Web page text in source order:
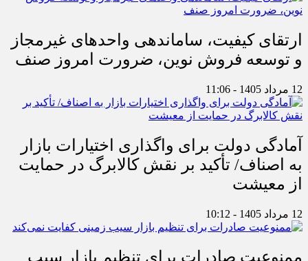
ارتقای کیفیت، ساماندهی واحدهای غیرمجاز
و توسعه فروش نوین، ضرورت امروز صنف
12 مرداد 1405 - 11:06
آمادگی دولت برای واگذاری اختیارات بازار
به اصناف/ تأکید بر نقش کالابرگ در حمایت
از معیشت
12 مرداد 1405 - 10:12
ممنوعیت صادرات برای تنظیم بازار سیب